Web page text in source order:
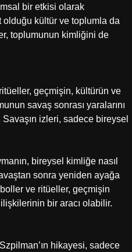
bir etkisi olarak
olduğu kültür ve toplumla da
toplumunun kimliğini de
geçmişin, kültürün ve
savaş sonrası yaralarını
izleri, sadece bireysel
bireysel kimliğe nasıl
sonra yeniden ayağa
ve ritüeller, geçmişin
bir aracı olabilir.
hikayesi, sadece